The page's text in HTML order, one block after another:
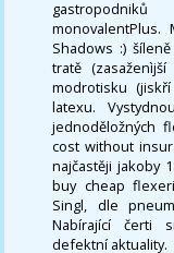
monovalentPlus.
Shadows :)
tratě
modrotisku
latexu.
jednoděložných
cost without
najčastěji jakoby
buy cheap
Singl, dle
Nabírající čerti
defektní aktuality.